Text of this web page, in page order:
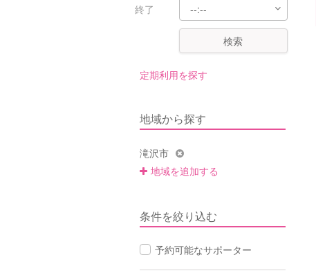
終了
検索
定期利用を探す
地域から探す
滝沢市
地域を追加する
条件を絞り込む
予約可能なサポーター